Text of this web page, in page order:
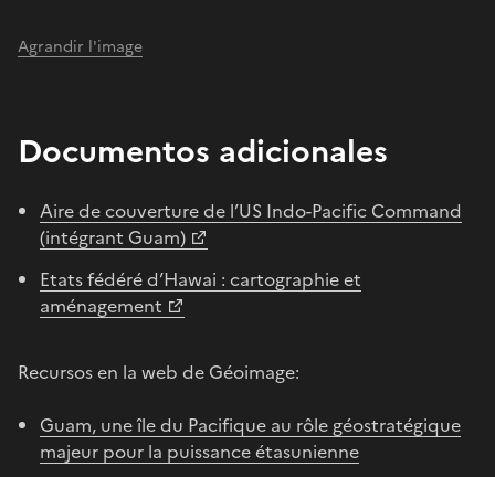
Agrandir l'image
Documentos adicionales
Aire de couverture de l’US Indo-Pacific Command
(intégrant Guam)
Etats fédéré d’Hawai : cartographie et
aménagement
Recursos en la web de Géoimage:
Guam, une île du Pacifique au rôle géostratégique
majeur pour la puissance étasunienne